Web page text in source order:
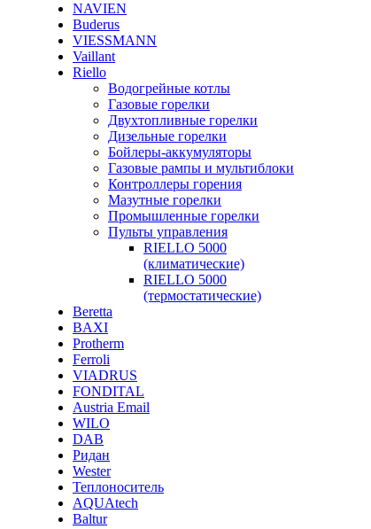
NAVIEN
Buderus
VIESSMANN
Vaillant
Riello
Водогрейные котлы
Газовые горелки
Двухтопливные горелки
Дизельные горелки
Бойлеры-аккумуляторы
Газовые рампы и мультиблоки
Контроллеры горения
Мазутные горелки
Промышленные горелки
Пульты управления
RIELLO 5000
(климатические)
RIELLO 5000
(термостатические)
Beretta
BAXI
Protherm
Ferroli
VIADRUS
FONDITAL
Austria Email
WILO
DAB
Ридан
Wester
Теплоноситель
AQUAtech
Baltur